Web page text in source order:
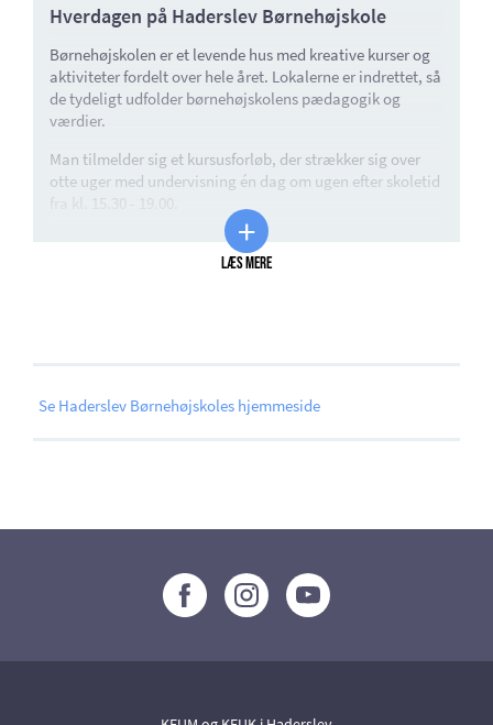
Hverdagen på Haderslev Børnehøjskole
Børnehøjskolen er et levende hus med kreative kurser og
aktiviteter fordelt over hele året. Lokalerne er indrettet, så
de tydeligt udfolder børnehøjskolens pædagogik og
værdier.
Man tilmelder sig et kursusforløb, der strækker sig over
otte uger med undervisning én dag om ugen efter skoletid
fra kl. 15.30 - 19.00.
Der tilbydes fx kurser som ‘Træarbejde’, ‘Mad fra hele
verden’ og ‘Strikke/hækle’. Derudover vil der være
+
Læs mere
Se Haderslev Børnehøjskoles hjemmeside